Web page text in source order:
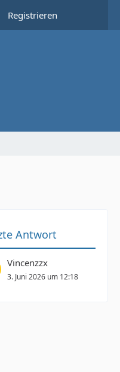
Registrieren
Antwort
Vincenzzx
3. Juni 2026 um 12:18